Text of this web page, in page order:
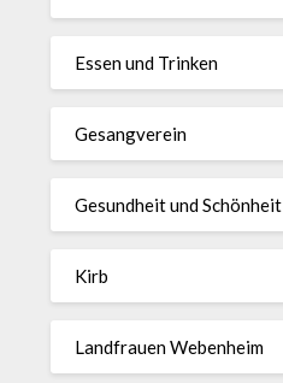
Essen und Trinken
Gesangverein
Gesundheit und Schönheit
Kirb
Landfrauen Webenheim